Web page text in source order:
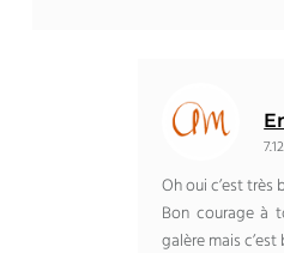
Oh oui c’est très
Bon courage à
galère mais c’est